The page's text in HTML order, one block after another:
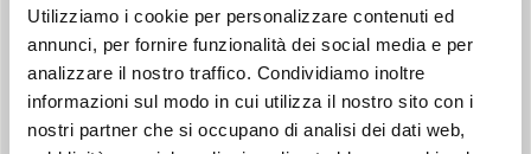
Utilizziamo i cookie per personalizzare contenuti ed
annunci, per fornire funzionalità dei social media e per
analizzare il nostro traffico. Condividiamo inoltre
informazioni sul modo in cui utilizza il nostro sito con i
nostri partner che si occupano di analisi dei dati web,
MASSIMA INTEGRAZIONE